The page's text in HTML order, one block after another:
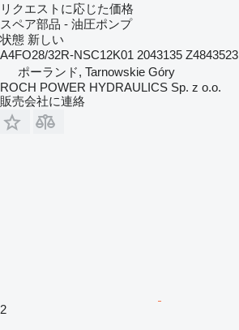
リクエストに応じた価格
スペア部品 - 油圧ポンプ
状態 新しい
A4FO28/32R-NSC12K01 2043135 Z4843523
ポーランド, Tarnowskie Góry
ROCH POWER HYDRAULICS Sp. z o.o.
販売会社に連絡
2